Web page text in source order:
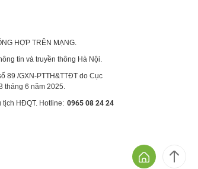
HỢP TRÊN MẠNG.
tin và truyền thông Hà Nội.
89 /GXN-PTTH&TTĐT do Cục
tháng 6 năm 2025.
tịch HĐQT. Hotline: 0965 08 24 24